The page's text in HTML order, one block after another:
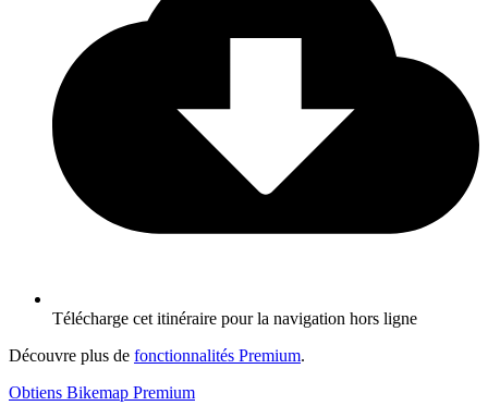
Télécharge cet itinéraire pour la navigation hors ligne
Découvre plus de fonctionnalités Premium.
Obtiens Bikemap Premium